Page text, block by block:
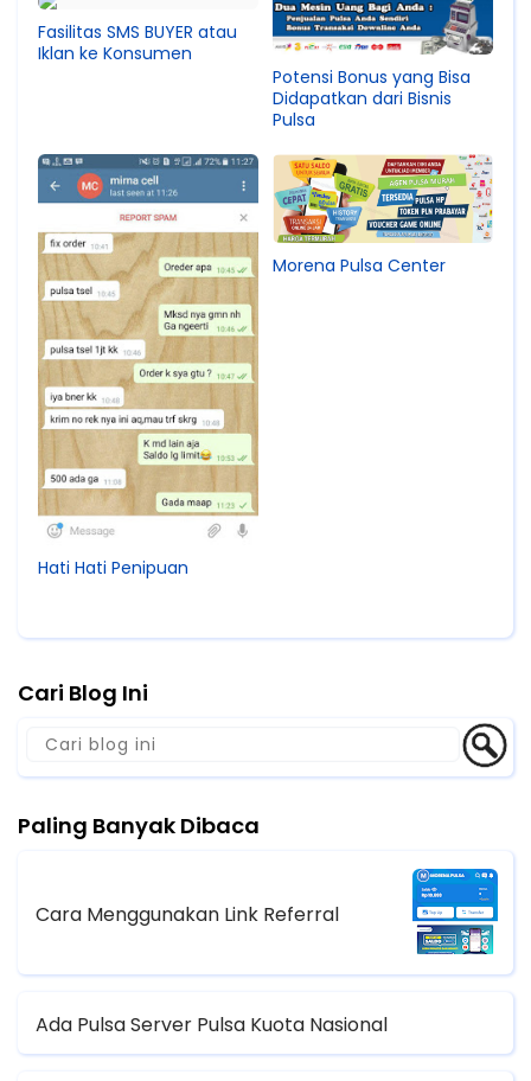
Fasilitas SMS BUYER atau
Iklan ke Konsumen
Potensi Bonus yang Bisa
Didapatkan dari Bisnis
Pulsa
Hati Hati Penipuan
Morena Pulsa Center
Cari Blog Ini
Paling Banyak Dibaca
Cara Menggunakan Link Referral
Ada Pulsa Server Pulsa Kuota Nasional